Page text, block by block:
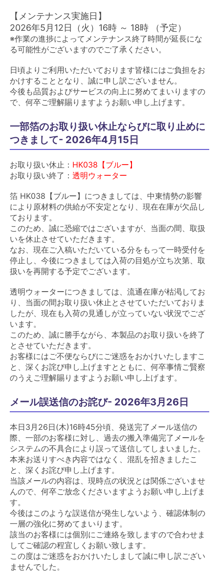
【メンテナンス実施日】
2026年5月12日（火）16時 ～ 18時 （予定）
※作業の進捗によってメンテナンス終了時間が延長にな
る可能性がございますのでご了承ください。
日頃よりご利用いただいております皆様にはご負担をお
かけすることとなり、誠に申し訳ございません。
今後も品質およびサービスの向上に努めてまいりますの
で、何卒ご理解賜りますようお願い申し上げます。
一部箔のお取り扱い休止ならびに取り止めに
つきまして- 2026年4月15日
お取り扱い休止： HK038【ブルー】
お取り扱い終了： 透明ウォーター
箔 HK038【ブルー】につきましては、中東情勢の影響
により原材料の供給が不安定となり、現在在庫が欠品し
ております。
このため、誠に恐縮ではございますが、当面の間、取扱
いを休止させていただきます。
なお、現在ご入稿いただいている分をもって一時受付を
停止し、今後につきましては入荷の目処が立ち次第、取
扱いを再開する予定でございます。
透明ウォーターにつきましては、流通在庫が枯渇してお
り、当面の間お取り扱い休止とさせていただいておりま
したが、現在も入荷の見通しが立っていない状況でござ
います。
このため、誠に勝手ながら、本製品のお取り扱いを終了
とさせていただきます。
お客様にはご不便ならびにご迷惑をおかけいたしますこ
と、深くお詫び申し上げますとともに、何卒事情ご賢察
のうえご理解賜りますようお願い申し上げます。
メール誤送信のお詫び- 2026年3月26日
本日3月26日(木)16時45分頃、発送完了メール送信の
際、一部のお客様に対し、過去の搬入準備完了メールを
システムの不具合により誤って送信してしまいました。
本来お送りすべき内容ではなく、混乱を招きましたこ
と、深くお詫び申し上げます。
当該メールの内容は、現時点の状況とは関係ございませ
んので、何卒ご放念くださいますようお願い申し上げま
す。
今後はこのような誤送信が発生しないよう、確認体制の
一層の強化に努めてまいります。
該当のお客様には個別にご連絡を致しますので合わせま
してご確認の程宜しくお願い致します。
この度はご迷惑をおかけいたしまして誠に申し訳ござい
ませんでした。